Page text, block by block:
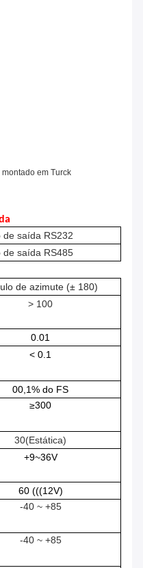
em Turck
de saída RS232
de saída RS485
de azimute (± 180)
> 100
0.01
< 0.1
00,1% do FS
≥300
30(Estática)
+9~36V
60 (((12V)
-40 ~ +85
-40 ~ +85